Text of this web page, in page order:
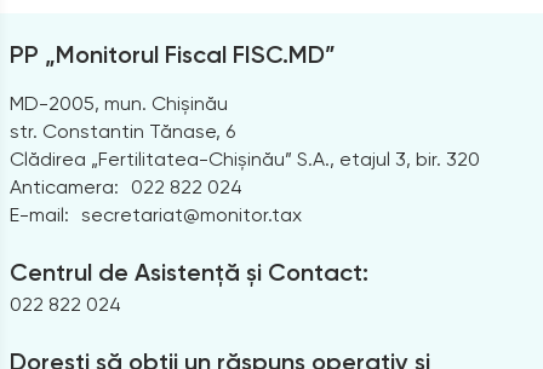
PP „Monitorul Fiscal FISC.MD”
MD-2005, mun. Chișinău
str. Constantin Tănase, 6
Clădirea „Fertilitatea-Chișinău” S.A., etajul 3, bir. 320
Anticamera:
022 822 024
E-mail: secretariat@monitor.tax
Centrul de Asistență și Contact:
022 822 024
Dorești să obții un răspuns operativ și